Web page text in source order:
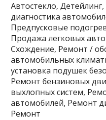
Автостекло,
диагностика
Предпусковые
Продажа легковых
Схождение, Ремонт /
автомобильных
установка подушек
Ремонт бензиновых
выхлопных систем,
автомобилей, Ремонт
Ремонт